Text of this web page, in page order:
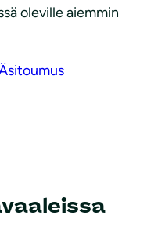
oleville aiemmin